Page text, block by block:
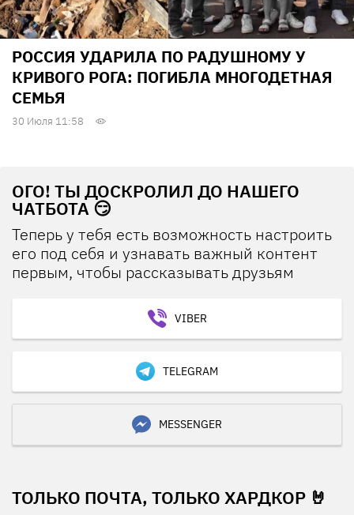
РОССИЯ УДАРИЛА ПО РАДУШНОМУ У
КРИВОГО РОГА: ПОГИБЛА МНОГОДЕТНАЯ
СЕМЬЯ
30 Июля 11:58
ОГО! ТЫ ДОСКРОЛИЛ ДО НАШЕГО
ЧАТБОТА 😏
Теперь у тебя есть возможность настроить
его под себя и узнавать важный контент
первым, чтобы рассказывать друзьям
VIBER
TELEGRAM
MESSENGER
ТОЛЬКО ПОЧТА, ТОЛЬКО ХАРДКОР 🤘